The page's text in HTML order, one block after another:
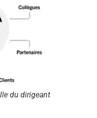
du dirigeant